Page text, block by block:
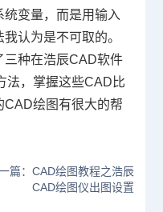
变量，而是用输入
认为是不可取的。
三种在浩辰CAD软件
法，掌握这些CAD 比
CAD绘图有很大的帮
篇：CAD绘图教程之浩辰
CAD绘图仪出图设置